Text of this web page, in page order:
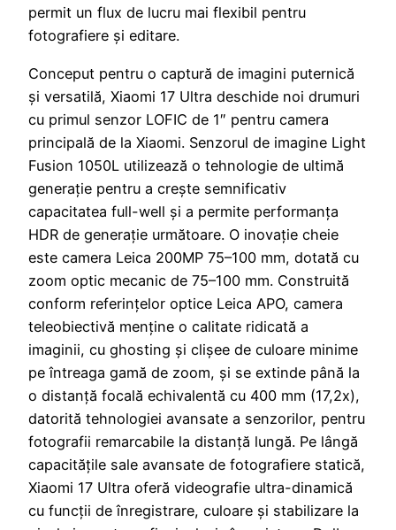
permit un flux de lucru mai flexibil pentru
fotografiere și editare.
Conceput pentru o captură de imagini puternică
și versatilă, Xiaomi 17 Ultra deschide noi drumuri
cu primul senzor LOFIC de 1″ pentru camera
principală de la Xiaomi. Senzorul de imagine Light
Fusion 1050L utilizează o tehnologie de ultimă
generație pentru a crește semnificativ
capacitatea full-well și a permite performanța
HDR de generație următoare. O inovație cheie
este camera Leica 200MP 75–100 mm, dotată cu
zoom optic mecanic de 75–100 mm. Construită
conform referințelor optice Leica APO, camera
teleobiectivă menține o calitate ridicată a
imaginii, cu ghosting și clișee de culoare minime
pe întreaga gamă de zoom, și se extinde până la
o distanță focală echivalentă cu 400 mm (17,2x),
datorită tehnologiei avansate a senzorilor, pentru
fotografii remarcabile la distanță lungă. Pe lângă
capacitățile sale avansate de fotografiere statică,
Xiaomi 17 Ultra oferă videografie ultra-dinamică
cu funcții de înregistrare, culoare și stabilizare la